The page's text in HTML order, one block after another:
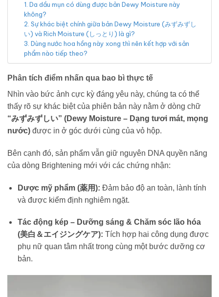
1. Da dầu mụn có dùng được bản Dewy Moisture này
không?
2. Sự khác biệt chính giữa bản Dewy Moisture (みずみずし
い) và Rich Moisture (しっとり) là gì?
3. Dùng nước hoa hồng này xong thì nên kết hợp với sản
phẩm nào tiếp theo?
Phân tích điểm nhấn qua bao bì thực tế
Nhìn vào bức ảnh cực kỳ đáng yêu này, chúng ta có thể
thấy rõ sự khác biệt của phiên bản này nằm ở dòng chữ
“みずみずしい” (Dewy Moisture – Dạng tươi mát, mọng
nước) được in ở góc dưới cùng của vỏ hộp.
Bên cạnh đó, sản phẩm vẫn giữ nguyên DNA quyền năng
của dòng Brightening mới với các chứng nhận:
Dược mỹ phẩm (薬用): Đảm bảo độ an toàn, lành tính
và được kiểm định nghiêm ngặt.
Tác động kép – Dưỡng sáng & Chăm sóc lão hóa
(美白＆エイジングケア): Tích hợp hai công dụng được
phụ nữ quan tâm nhất trong cùng một bước dưỡng cơ
bản.